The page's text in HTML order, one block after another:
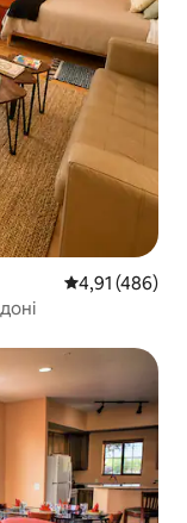
Середня
4,91 (486)